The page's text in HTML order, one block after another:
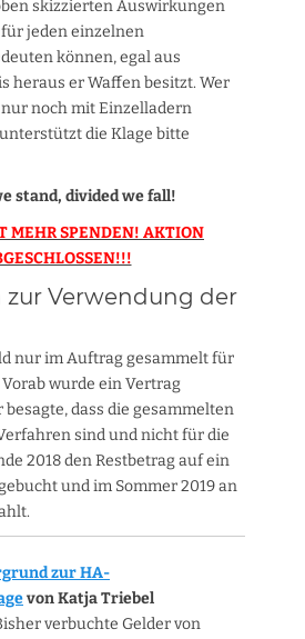
skizzierten Auswirkungen
jeden einzelnen
können, egal aus
heraus er Waffen besitzt. Wer
noch mit Einzelladern
die Klage bitte
stand, divided we fall!
MEHR SPENDEN! AKTION
Verwendung der
nur im Auftrag gesammelt für
wurde ein Vertrag
dass die gesammelten
sind und nicht für die
2018 den Restbetrag auf ein
und im Sommer 2019 an
zur HA-
von Katja Triebel
verbuchte Gelder von